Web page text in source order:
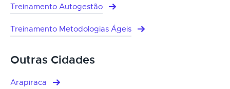
Treinamento Autogestão
Treinamento Metodologias Ágeis
Outras Cidades
Arapiraca